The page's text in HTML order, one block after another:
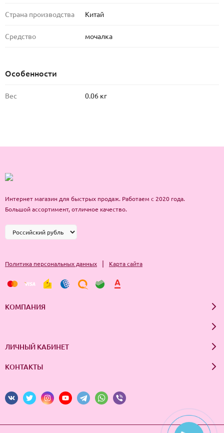
Страна производства Китай
Средство мочалка
Особенности
Вес 0.06 кг
Интернет магазин для быстрых продаж. Работаем с 2020 года.
Большой ассортимент, отличное качество.
Политика персональных данных | Карта сайта
КОМПАНИЯ
ЛИЧНЫЙ КАБИНЕТ
КОНТАКТЫ